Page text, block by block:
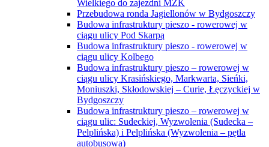
Wielkiego do zajezdni MZK
Przebudowa ronda Jagiellonów w Bydgoszczy
Budowa infrastruktury pieszo - rowerowej w
ciągu ulicy Pod Skarpą
Budowa infrastruktury pieszo - rowerowej w
ciągu ulicy Kolbego
Budowa infrastruktury pieszo – rowerowej w
ciągu ulicy Krasińskiego, Markwarta, Sieńki,
Moniuszki, Skłodowskiej – Curie, Łęczyckiej w
Bydgoszczy
Budowa infrastruktury pieszo – rowerowej w
ciągu ulic: Sudeckiej, Wyzwolenia (Sudecka –
Pelplińska) i Pelplińska (Wyzwolenia – pętla
autobusowa)